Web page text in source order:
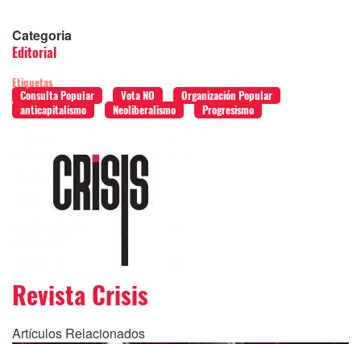
Categoria
Editorial
Etiquetas
Consulta Popular
Vota NO
Organización Popular
anticapitalismo
Neoliberalismo Progresismo
Revista Crisis
Artículos Relacionados